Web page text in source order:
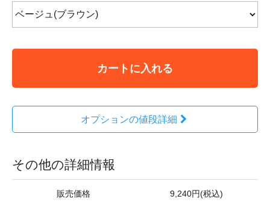
カートに入れる
オプションの値段詳細
その他の詳細情報
販売価格 9,240円(税込)